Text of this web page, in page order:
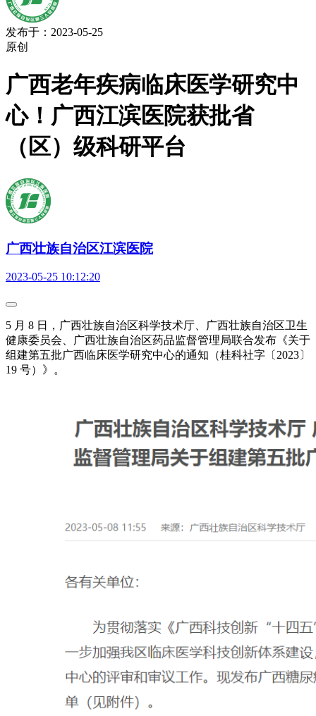
发布于：2023-05-25
原创
广西老年疾病临床医学研究中
心！广西江滨医院获批省
（区）级科研平台
广西壮族自治区江滨医院
2023-05-25 10:12:20
5 月 8 日，广西壮族自治区科学技术厅、广西壮族自治区卫生
健康委员会、广西壮族自治区药品监督管理局联合发布《关于
组建第五批广西临床医学研究中心的通知（桂科社字〔2023〕
19 号）》。